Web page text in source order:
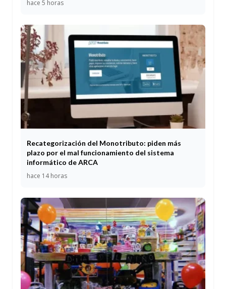
hace 5 horas
Recategorización del Monotributo: piden más
plazo por el mal funcionamiento del sistema
informático de ARCA
hace 14 horas